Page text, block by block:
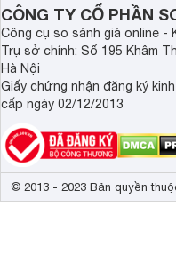
CÔNG TY CỔ PHẦN
Công cụ so sánh giá online -
Trụ sở chính: Số 195 Khâm
Hà Nội
Giấy chứng nhận đăng ký
cấp ngày 02/12/2013
© 2013 - 2023 Bản quyền